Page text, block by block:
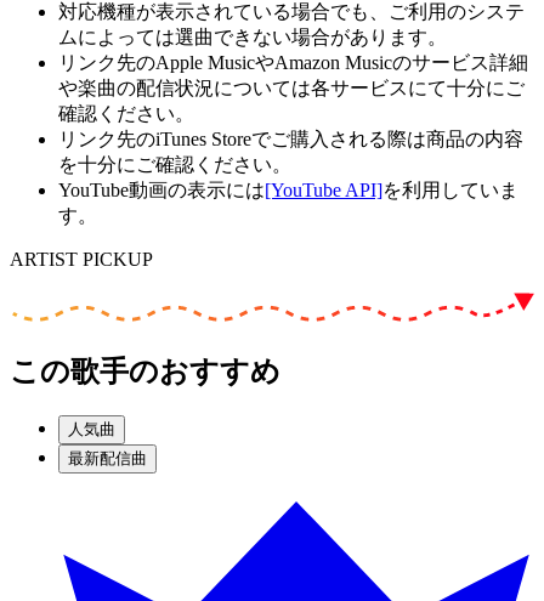
対応機種が表示されている場合でも、ご利用のシステ
ムによっては選曲できない場合があります。
リンク先のApple MusicやAmazon Musicのサービス詳細
や楽曲の配信状況については各サービスにて十分にご
確認ください。
リンク先のiTunes Storeでご購入される際は商品の内容
を十分にご確認ください。
YouTube動画の表示には[YouTube API]を利用していま
す。
ARTIST PICKUP
この歌手のおすすめ
人気曲
最新配信曲